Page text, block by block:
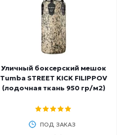
Уличный боксерский мешок
Tumba STREET KICK FILIPPOV
(лодочная ткань 950 гр/м2)
ПОД ЗАКАЗ